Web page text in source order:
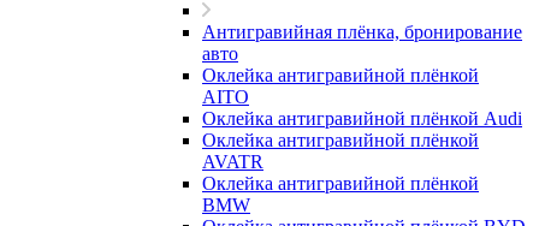
Антигравийная плёнка, бронирование
авто
Оклейка антигравийной плёнкой
AITO
Оклейка антигравийной плёнкой Audi
Оклейка антигравийной плёнкой
AVATR
Оклейка антигравийной плёнкой
BMW